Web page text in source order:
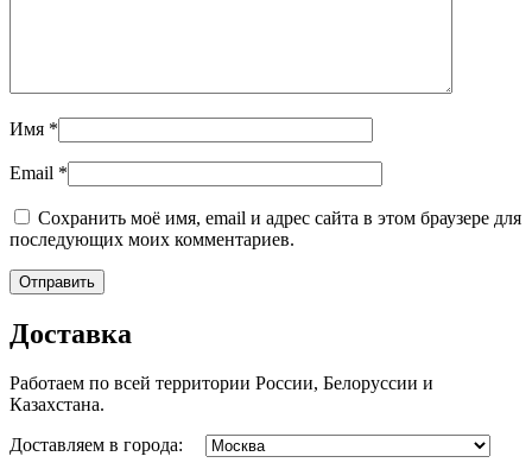
Имя *
Email *
Сохранить моё имя, email и адрес сайта в этом браузере для
последующих моих комментариев.
Доставка
Работаем по всей территории России, Белоруссии и
Казахстана.
Доставляем в города: